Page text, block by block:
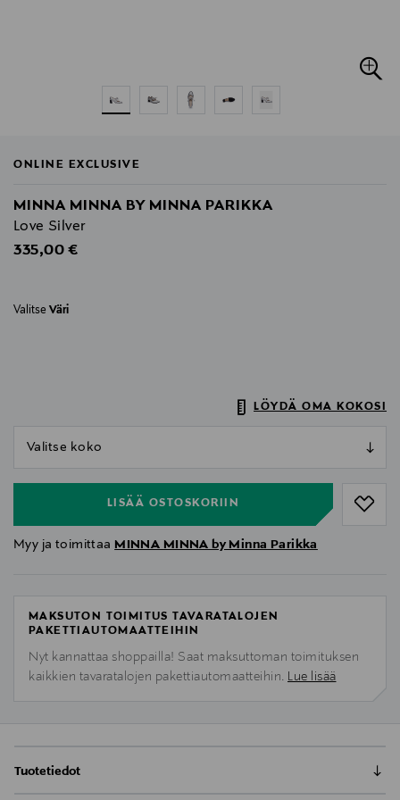
ONLINE EXCLUSIVE
MINNA MINNA BY MINNA PARIKKA
Love Silver
Original Price
335,00 €
Valitse Väri
LÖYDÄ OMA KOKOSI
LISÄÄ OSTOSKORIIN
Myy ja toimittaa MINNA MINNA by Minna Parikka
MAKSUTON TOIMITUS TAVARATALOJEN
PAKETTIAUTOMAATTEIHIN
Nyt kannattaa shoppailla! Saat maksuttoman toimituksen
kaikkien tavaratalojen pakettiautomaatteihin. Lue lisää
Tuotetiedot